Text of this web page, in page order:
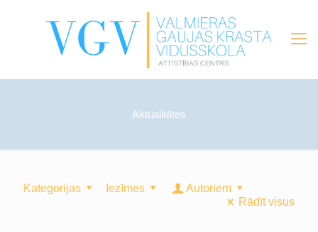
Aktualitātes
Kategorijas Iezīmes
Autoriem
Rādīt visus